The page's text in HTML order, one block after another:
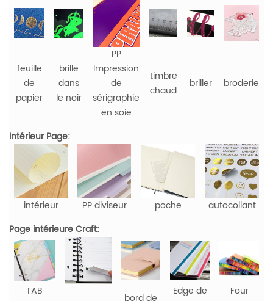
feuille
de
papier
brille
dans
le noir
PP
Impression
de
sérigraphie
en soie
timbre
chaud
briller broderie
Intérieur Page:
intérieur PP diviseur poche
autocollant
Page intérieure Craft:
TAB
Edge de
Four